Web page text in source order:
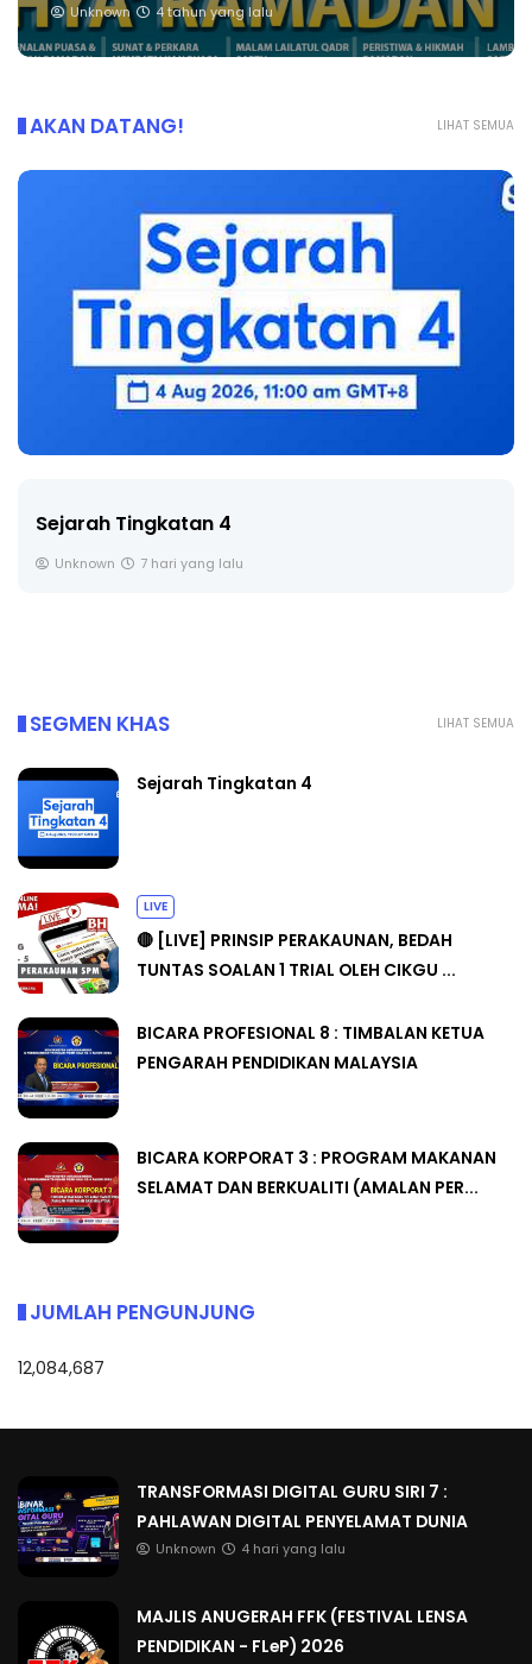
Unknown 4 tahun yang lalu
LIHAT SEMUA
AKAN DATANG!
🔴 [LIVE] PRINSIP PERAKAUNAN,
LIHAT SEMUA
SEGMEN KHAS
Sejarah Tingkatan 4
LIVE
🔴 [LIVE] PRINSIP PERAKAUNAN, BEDAH
TUNTAS SOALAN 1 TRIAL OLEH CIKGU ...
BICARA PROFESIONAL 8 : TIMBALAN KETUA
PENGARAH PENDIDIKAN MALAYSIA
BICARA KORPORAT 3 : PROGRAM MAKANAN
SELAMAT DAN BERKUALITI (AMALAN PER...
JUMLAH PENGUNJUNG
12,084,687
TRANSFORMASI DIGITAL GURU SIRI 7 :
PAHLAWAN DIGITAL PENYELAMAT DUNIA
Unknown 4 hari yang lalu
MAJLIS ANUGERAH FFK (FESTIVAL LENSA
PENDIDIKAN - FLeP) 2026